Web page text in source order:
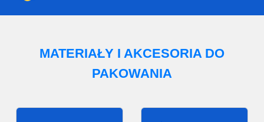
MATERIAŁY I AKCESORIA DO
PAKOWANIA